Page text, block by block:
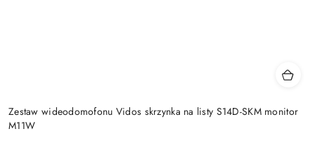
Zestaw wideodomofonu Vidos skrzynka na listy S14D-SKM monitor
M11W